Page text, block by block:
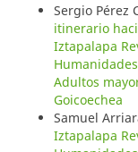
Sergio Pérez
itinerario
Iztapalapa
Adultos
Goicoechea
Samuel
Iztapalapa